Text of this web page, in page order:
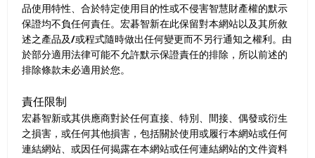
品使用特性、合於特定使用目的性或不侵害智慧財產權的默示
保證均不負任何責任。宏碁智新在此保留對本網站以及其所敘
述之產品及/或程式隨時做出任何變更而不另行通知之權利。由
於部分適用法律可能不允許默示保證責任的排除，所以前述的
排除條款未必適用於您。
責任限制
宏碁智新或其供應商對於任何直接、特別、間接、偶發或衍生
之損害，或任何其他損害，包括關於使用或履行本網站或任何
連結網站、或因任何揭露在本網站或任何連結網站的文件資料